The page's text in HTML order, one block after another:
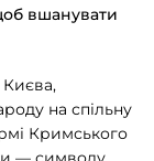
вшанувати
на спільну
Кримського